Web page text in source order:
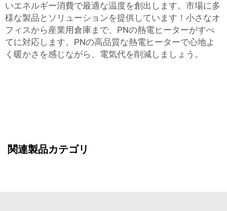
いエネルギー消費で最適な温度を創出します。市場に多
様な製品とソリューションを提供しています！小さなオ
フィスから産業用倉庫まで、PNの熱電ヒーターがすべ
てに対応します。PNの高品質な熱電ヒーターで心地よ
く暖かさを感じながら、電気代を削減しましょう。
関連製品カテゴリ